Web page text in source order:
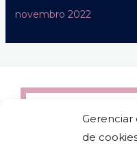
de
novembro 2022